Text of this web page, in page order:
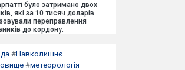
було затримано двох
які за 10 тисяч доларів
переправлення
до кордону.
#Навколишнє
#метеорологія